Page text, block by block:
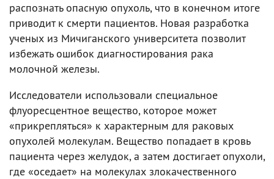
распознать опасную опухоль, что в конечном итоге
приводит к смерти пациентов. Новая разработка
ученых из Мичиганского университета позволит
избежать ошибок диагностирования рака
молочной железы.
Исследователи использовали специальное
флуоресцентное вещество, которое может
«прикрепляться» к характерным для раковых
опухолей молекулам. Вещество попадает в кровь
пациента через желудок, а затем достигает опухоли,
где «оседает» на молекулах злокачественного